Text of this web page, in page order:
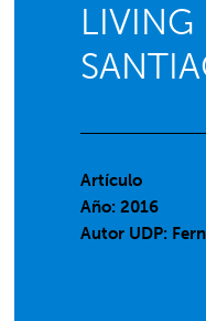
LIVING
Artículo
Año: 2016
Autor UDP: